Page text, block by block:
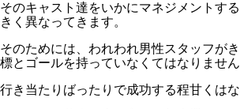
そのキャスト達をいかにマネジメントす
きく異なってきます。
そのためには、われわれ男性スタッフが
標とゴールを持っていなくてはなりません
行き当たりばったりで成功する程甘くはな